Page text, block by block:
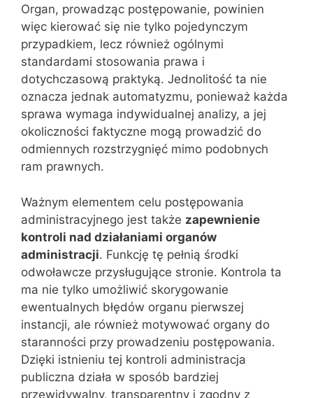
Organ, prowadząc postępowanie, powinien
więc kierować się nie tylko pojedynczym
przypadkiem, lecz również ogólnymi
standardami stosowania prawa i
dotychczasową praktyką. Jednolitość ta nie
oznacza jednak automatyzmu, ponieważ każda
sprawa wymaga indywidualnej analizy, a jej
okoliczności faktyczne mogą prowadzić do
odmiennych rozstrzygnięć mimo podobnych
ram prawnych.
Ważnym elementem celu postępowania
administracyjnego jest także zapewnienie
kontroli nad działaniami organów
administracji. Funkcję tę pełnią środki
odwoławcze przysługujące stronie. Kontrola ta
ma nie tylko umożliwić skorygowanie
ewentualnych błędów organu pierwszej
instancji, ale również motywować organy do
staranności przy prowadzeniu postępowania.
Dzięki istnieniu tej kontroli administracja
publiczna działa w sposób bardziej
przewidywalny, transparentny i zgodny z